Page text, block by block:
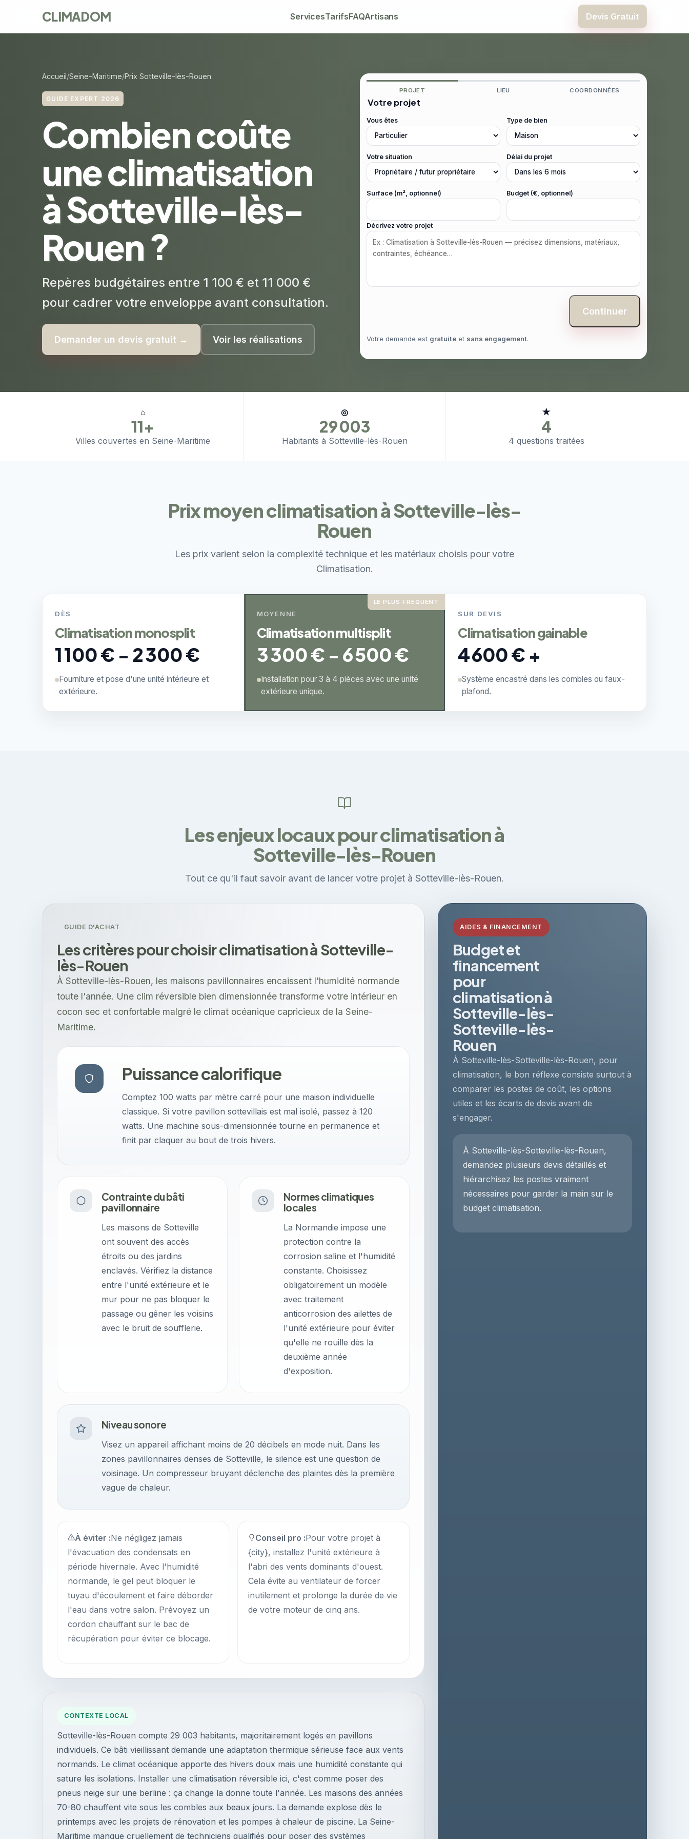
CLIMADOM ServicesTarifsFAQArtisans Devis Gratuit
Accueil Seine-Maritime Prix Sotteville-lès-Rouen
GUIDE EXPERT 2026
Combien coûte
une climatisation
à Sotteville-lès-
Rouen ?
Repères budgétaires entre 1 100 € et 11 000 €
pour cadrer votre enveloppe avant consultation.
Demander un devis gratuit → Voir les réalisations
PROJET LIEU COORDONNÉES
Votre projet
Vous êtes Type de bien
Votre situation Délai du projet
Surface (m², optionnel) Budget (€, optionnel)
Décrivez votre projet
Continuer
Votre demande est gratuite et sans engagement.
⌂
11+
Villes couvertes en Seine-Maritime
◎
29 003
Habitants à Sotteville-lès-Rouen
★
4
4 questions traitées
Prix moyen climatisation à Sotteville-lès-
Rouen
Les prix varient selon la complexité technique et les matériaux choisis pour votre
Climatisation.
DÈS
Climatisation monosplit
1 100 € - 2 300 €
Fourniture et pose d'une unité intérieure et
extérieure.
LE PLUS FRÉQUENT
MOYENNE
Climatisation multisplit
3 300 € - 6 500 €
Installation pour 3 à 4 pièces avec une unité
extérieure unique.
SUR DEVIS
Climatisation gainable
4 600 € +
Système encastré dans les combles ou faux-
plafond.
Les enjeux locaux pour climatisation à
Sotteville-lès-Rouen
Tout ce qu'il faut savoir avant de lancer votre projet à Sotteville-lès-Rouen.
CONTEXTE LOCAL
Sotteville-lès-Rouen compte 29 003 habitants, majoritairement logés en pavillons
individuels. Ce bâti vieillissant demande une adaptation thermique sérieuse face aux vents
normands. Le climat océanique apporte des hivers doux mais une humidité constante qui
sature les isolations. Installer une climatisation réversible ici, c'est comme poser des
pneus neige sur une berline : ça change la donne toute l'année. Les maisons des années
70-80 chauffent vite sous les combles aux beaux jours. La demande explose dès le
printemps avec les projets de rénovation et les pompes à chaleur de piscine. La Seine-
Maritime manque cruellement de techniciens qualifiés pour poser des systèmes
AIDES & FINANCEMENT
Budget et
financement
pour
climatisation à
Sotteville-lès-
Sotteville-lès-
Rouen
À Sotteville-lès-Sotteville-lès-Rouen, pour
climatisation, le bon réflexe consiste surtout à
comparer les postes de coût, les options
utiles et les écarts de devis avant de
s'engager.
À Sotteville-lès-Sotteville-lès-Rouen,
demandez plusieurs devis détaillés et
hiérarchisez les postes vraiment
nécessaires pour garder la main sur le
budget climatisation.
GUIDE D'ACHAT
Les critères pour choisir climatisation à Sotteville-
lès-Rouen
À Sotteville-lès-Rouen, les maisons pavillonnaires encaissent l'humidité normande
toute l'année. Une clim réversible bien dimensionnée transforme votre intérieur en
cocon sec et confortable malgré le climat océanique capricieux de la Seine-
Maritime.
Puissance calorifique
Comptez 100 watts par mètre carré pour une maison individuelle
classique. Si votre pavillon sottevillais est mal isolé, passez à 120
watts. Une machine sous-dimensionnée tourne en permanence et
finit par claquer au bout de trois hivers.
Contrainte du bâti
pavillonnaire
Les maisons de Sotteville
ont souvent des accès
étroits ou des jardins
enclavés. Vérifiez la distance
entre l'unité extérieure et le
mur pour ne pas bloquer le
passage ou gêner les voisins
avec le bruit de soufflerie.
Normes climatiques
locales
La Normandie impose une
protection contre la
corrosion saline et l'humidité
constante. Choisissez
obligatoirement un modèle
avec traitement
anticorrosion des ailettes de
l'unité extérieure pour éviter
qu'elle ne rouille dès la
deuxième année
d'exposition.
Niveau sonore
Visez un appareil affichant moins de 20 décibels en mode nuit. Dans les
zones pavillonnaires denses de Sotteville, le silence est une question de
voisinage. Un compresseur bruyant déclenche des plaintes dès la première
vague de chaleur.
À éviter :Ne négligez jamais
l'évacuation des condensats en
période hivernale. Avec l'humidité
normande, le gel peut bloquer le
tuyau d'écoulement et faire déborder
l'eau dans votre salon. Prévoyez un
cordon chauffant sur le bac de
récupération pour éviter ce blocage.
Conseil pro :Pour votre projet à
{city}, installez l'unité extérieure à
l'abri des vents dominants d'ouest.
Cela évite au ventilateur de forcer
inutilement et prolonge la durée de vie
de votre moteur de cinq ans.